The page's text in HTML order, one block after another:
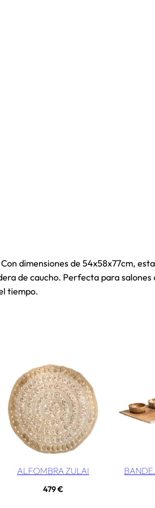
dimensiones de 54x58x77cm,
de caucho. Perfecta para salones
tiempo.
ALFOMBRA ZULAI
479€